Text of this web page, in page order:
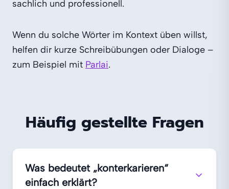
sachlich und professionell.
Wenn du solche Wörter im Kontext üben willst,
helfen dir kurze Schreibübungen oder Dialoge –
zum Beispiel mit Parlai.
Häufig gestellte Fragen
Was bedeutet „konterkarieren“
einfach erklärt?